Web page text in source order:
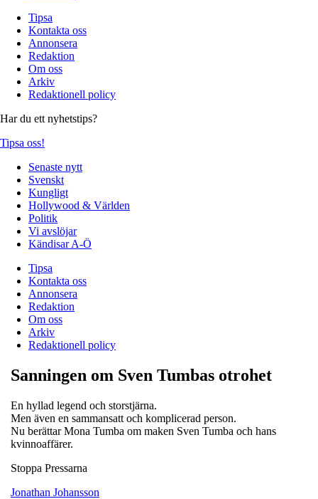
Tipsa
Kontakta oss
Annonsera
Redaktion
Om oss
Arkiv
Redaktionell policy
Har du ett nyhetstips?
Tipsa oss!
Senaste nytt
Svenskt
Kungligt
Hollywood & Världen
Politik
Vi avslöjar
Kändisar A-Ö
Tipsa
Kontakta oss
Annonsera
Redaktion
Om oss
Arkiv
Redaktionell policy
Sanningen om Sven Tumbas otrohet
En hyllad legend och storstjärna.
Men även en sammansatt och komplicerad person.
Nu berättar Mona Tumba om maken Sven Tumba och hans
kvinnoaffärer.
Stoppa Pressarna
Jonathan Johansson